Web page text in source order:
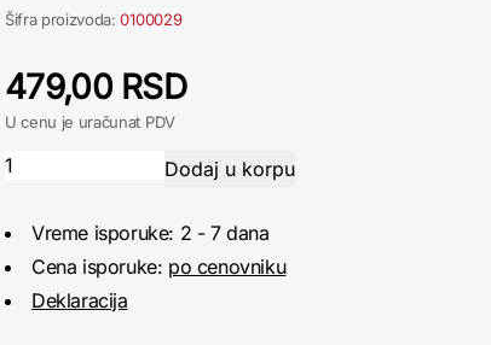
Šifra proizvoda:0100029
479,00 RSD
U cenu je uračunat PDV
Vreme isporuke: 2 - 7 dana
Cena isporuke: po cenovniku
Deklaracija